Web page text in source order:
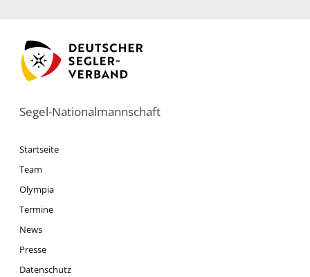
Segel-Nationalmannschaft
Startseite
Team
Olympia
Termine
News
Presse
Datenschutz